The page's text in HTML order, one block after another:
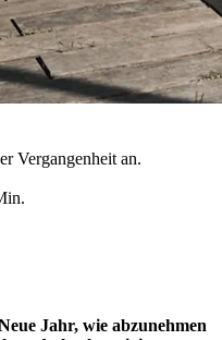
Vergangenheit an.
Jahr, wie abzunehmen